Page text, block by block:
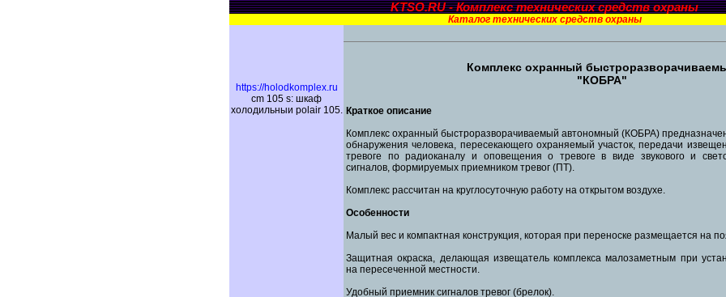
KTSO.RU - Комплекс технических средств охраны
Каталог технических средств охраны
https://holodkomplex.ru
cm 105 s: шкаф
холодильныи polair 105.
Комплекс охранный
"КОБРА"
Краткое описание
Комплекс охранный быстроразворачиваемый автономный (КОБРА)
обнаружения человека, пересекающего охраняемый участок, передачи
тревоге по радиоканалу и оповещения о тревоге в виде звукового и
сигналов, формируемых приемником тревог (ПТ).
Комплекс рассчитан на круглосуточную работу на открытом воздухе.
Особенности
Малый вес и компактная конструкция, которая при переноске размещается на
Защитная окраска, делающая извещатель комплекса малозаметным при
на пересеченной местности.
Удобный приемник сигналов тревог (брелок).